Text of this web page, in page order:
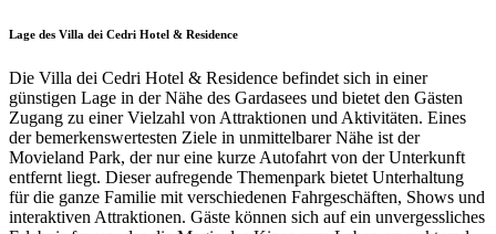
Lage des Villa dei Cedri Hotel & Residence
Die Villa dei Cedri Hotel & Residence befindet sich in einer
günstigen Lage in der Nähe des Gardasees und bietet den Gästen
Zugang zu einer Vielzahl von Attraktionen und Aktivitäten. Eines
der bemerkenswertesten Ziele in unmittelbarer Nähe ist der
Movieland Park, der nur eine kurze Autofahrt von der Unterkunft
entfernt liegt. Dieser aufregende Themenpark bietet Unterhaltung
für die ganze Familie mit verschiedenen Fahrgeschäften, Shows und
interaktiven Attraktionen. Gäste können sich auf ein unvergessliches